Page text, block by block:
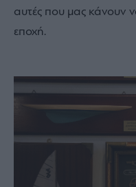
αυτές που μας κάνουν
εποχή.